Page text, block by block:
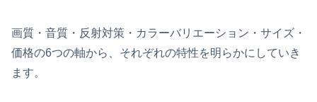
画質・音質・反射対策・カラーバリエーション・サイズ・
価格の6つの軸から、それぞれの特性を明らかにしていき
ます。